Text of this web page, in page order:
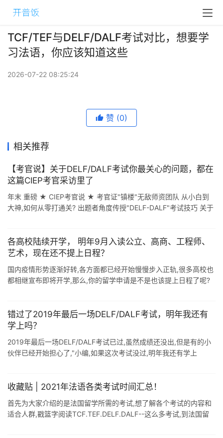
TCF/TEF与DELF/DALF考试对比，想要学
习法语，你应该知道这些
2026-07-22 08:25:24
赞 (0)
相关推荐
【考官说】关于DELF/DALF考试你最关心的问题，都在
这篇CIEP考官采访里了
年末 重磅 ★ CIEP考官说 ★ 考官证"镇楼"无敌师资团队 从小白到
大神,如何从零打通关? 出题者角度传授"DELF-DALF"考试技巧 关于
各高校陆续开学， 明年9月入读公立、高商、工程师、
艺术，现在还不提上日程？
国内疫情形势逐渐好转,各方面都已经开始慢慢步入正轨,很多高校也
都相继宣布即将开学,那么,你的留学申请是不是也该提上日程了呢?
错过了2019年最后一场DELF/DALF考试，明年我还有
学上吗？
2019年最后一场DELF/DALF考试已过,虽然成绩还没出,但是有的小
伙伴已经开始担心了,"小编,如果这次考试没过,明年我还有学上
收藏贴 | 2021年法语各类考试时间汇总！
首先为大家介绍的是法国留学所需的考试,想了解各个考试的内容和
适合人群,戳篮字阅读TCF.TEF.DELF.DALF--这么多考试,到法国留